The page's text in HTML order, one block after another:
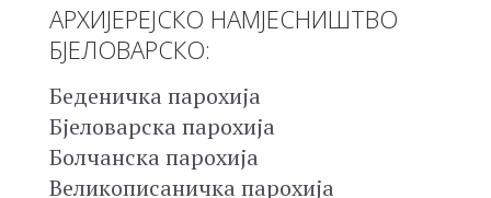
АРХИЈЕРЕЈСКО НАМЈЕСНИШТВО
БЈЕЛОВАРСКО:
Беденичка парохија
Бјеловарска парохија
Болчанска парохија
Великописаничка парохија